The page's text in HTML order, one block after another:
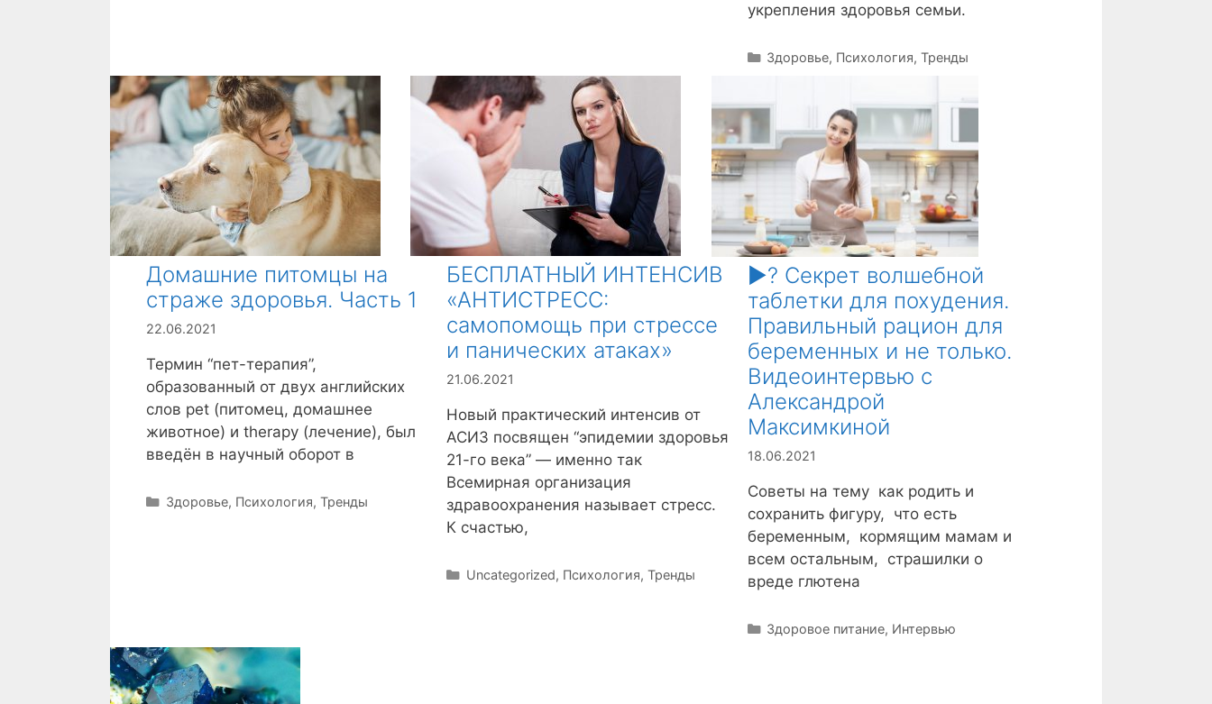
к
и
укрепления здоровья семьи.
Р
к
и
Здоровье, Психология,Тренды
Домашние питомцы на
страже здоровья. Часть 1
22.06.2021
Термин “пет-терапия”,
образованный от двух английских
слов pet (питомец, домашнее
животное) и therapy (лечение), был
введён в научный оборот в
Р
Здоровье, Психология, Тренды
БЕСПЛАТНЫЙ ИНТЕНСИВ
«АНТИСТРЕСС:
самопомощь при стрессе
и панических атаках»
21.06.2021
Новый практический интенсив от
АСИЗ посвящен “эпидемии здоровья
21-го века” — именно так
Всемирная организация
здравоохранения называет стресс.
К счастью,
Р
Uncategorized, Психология, Тренды
▶️? Секрет волшебной
таблетки для похудения.
Правильный рацион для
беременных и не только.
Видеоинтервью с
Александрой
Максимкиной
18.06.2021
Советы на тему как родить и
сохранить фигуру, что есть
беременным, кормящим мамам и
всем остальным, страшилки о
вреде глютена
Р
Здоровое питание, Интервью